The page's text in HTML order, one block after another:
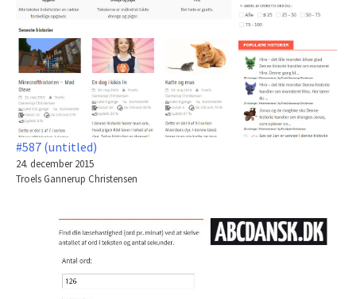
#587 (untitled)
24. december 2015
Troels Gannerup Christensen